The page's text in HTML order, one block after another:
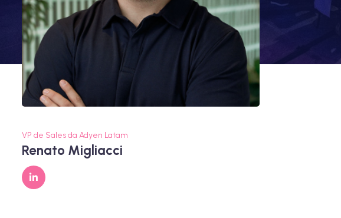
VP de Sales da Adyen Latam
Renato Migliacci